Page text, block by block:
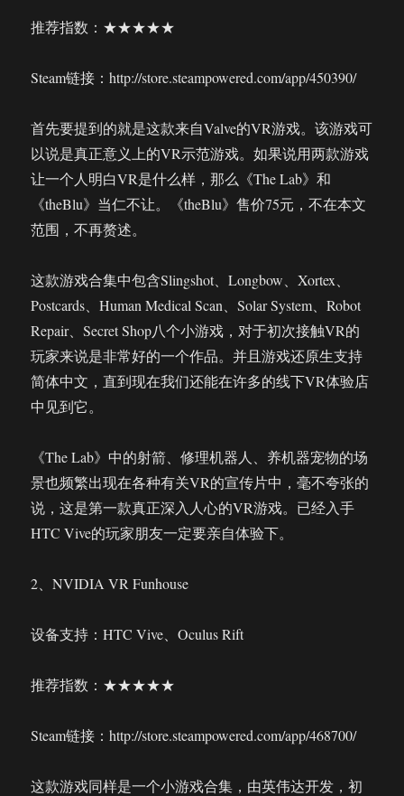
推荐指数：★★★★★
Steam链接：http://store.steampowered.com/app/450390/
首先要提到的就是这款来自Valve的VR游戏。该游戏可
以说是真正意义上的VR示范游戏。如果说用两款游戏
让一个人明白VR是什么样，那么《The Lab》和
《theBlu》当仁不让。《theBlu》售价75元，不在本文
范围，不再赘述。
这款游戏合集中包含Slingshot、Longbow、Xortex、
Postcards、Human Medical Scan、Solar System、Robot
Repair、Secret Shop八个小游戏，对于初次接触VR的
玩家来说是非常好的一个作品。并且游戏还原生支持
简体中文，直到现在我们还能在许多的线下VR体验店
中见到它。
《The Lab》中的射箭、修理机器人、养机器宠物的场
景也频繁出现在各种有关VR的宣传片中，毫不夸张的
说，这是第一款真正深入人心的VR游戏。已经入手
HTC Vive的玩家朋友一定要亲自体验下。
2、NVIDIA VR Funhouse
设备支持：HTC Vive、Oculus Rift
推荐指数：★★★★★
Steam链接：http://store.steampowered.com/app/468700/
这款游戏同样是一个小游戏合集，由英伟达开发，初